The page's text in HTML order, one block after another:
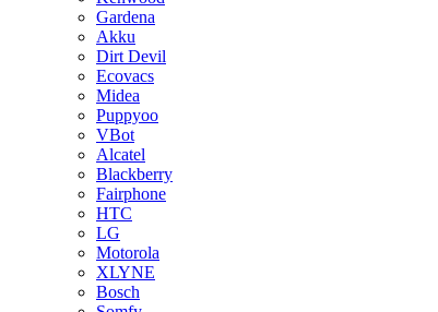
Gardena
Akku
Dirt Devil
Ecovacs
Midea
Puppyoo
VBot
Alcatel
Blackberry
Fairphone
HTC
LG
Motorola
XLYNE
Bosch